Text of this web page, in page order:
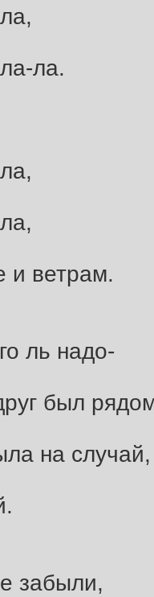
ла.
и ветрам.
ль надо-
был
на случай,
забыли,